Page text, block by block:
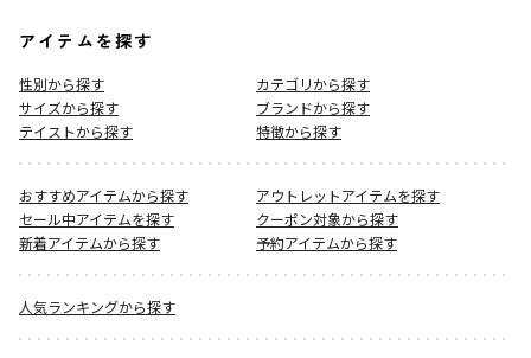
アイテムを探す
性別から探す
カテゴリから探す
サイズから探す
ブランドから探す
テイストから探す
特徴から探す
おすすめアイテムから探す
アウトレットアイテムを探す
セール中アイテムを探す
クーポン対象から探す
新着アイテムから探す
予約アイテムから探す
人気ランキングから探す